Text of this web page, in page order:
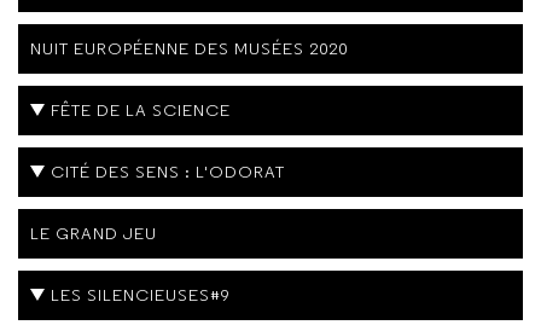
NUIT EUROPÉENNE DES MUSÉES 2020
FÊTE DE LA SCIENCE
CITÉ DES SENS : L'ODORAT
LE GRAND JEU
LES SILENCIEUSES#9